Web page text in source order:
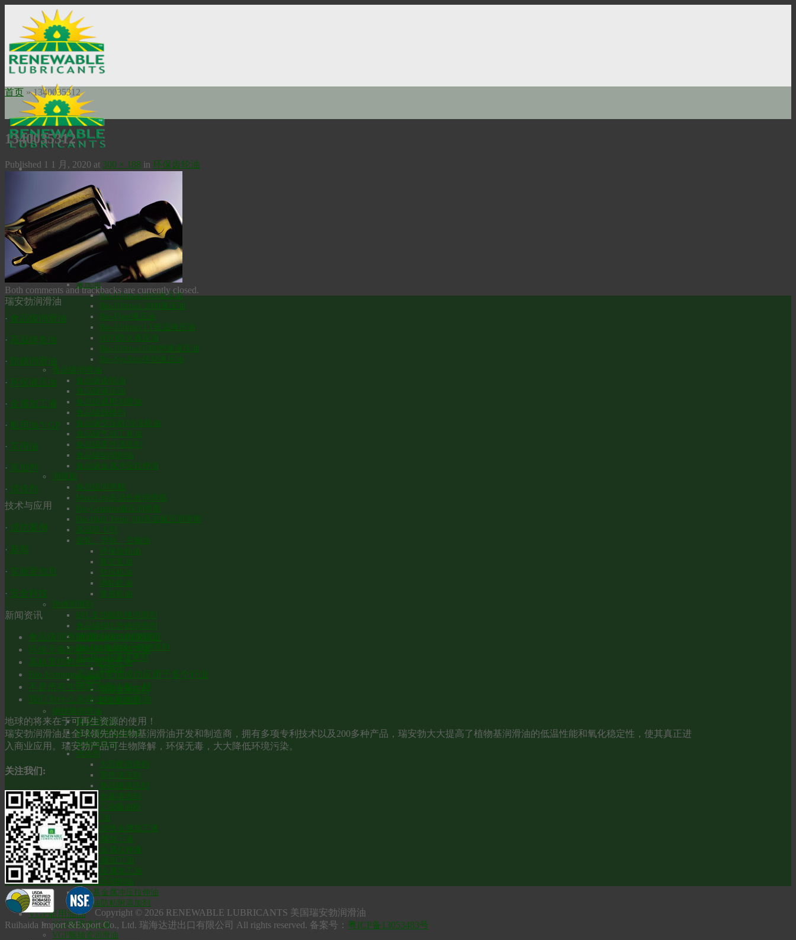
content
关于我们
使命申明
公司历史
瑞安勃安全科技
工业油品
高温润滑油
Bio-Extreme高温润滑油
Bio-SynXtra高温链条润滑油
液压油
Bio-Ultimax1000液压油
Bio-Ultimax 2000液压油
Bio-Fleet液压油
Bio-Ultimax LT低温液压油
HVO防火液压油
Bio-Ultimax1500绝缘液压油
Bio-SynXtra传动液压油
食品级润滑油
食品级齿轮油
食品级液压油
食品级通用润滑油
食品级脱模剂
食品级空压机/冷冻机油
食品级气动工具油
食品级零件清洗剂
食品级铝切削油
食品级金属冲压拉伸油
润滑脂
食品级润滑脂
MaxxLife高温长效润滑脂
Bio-Graphite极压润滑脂
Bio-High Temp 180高温极压润滑脂
高温防卡剂
齿轮、导轨、主轴油
环保齿轮油
真空泵油
空压机油
涡轮机油
凿岩机油
防锈润滑剂
BPL多功能防锈润滑剂
食品级BPL防锈润滑剂
BPL食品级白色润滑剂
Bio-Dry食品级干膜润滑剂
Bio-Blast快速渗透剂
枪械油
防锈剂
混凝土脱模剂
粉尘抑制剂
钢丝绳润滑油
钢缆润滑脂
链条和钢缆润滑油
链锯链条油
清洗剂
大豆橙清洗剂
零件清洗剂
食品级清洗剂
水基清洗剂
工业吸油粉
环保金属加工油
通用水溶性金属加工液
重载金属加工液
水溶性金属拉伸液
通用金属加工油
高强度金属加工油
雾化极压切削油
生物基金属冲压拉伸油
切削油防粘附添加剂
VGP船用油品
VGP船用液压油
VGP艉轴管润滑油
首页 »1340035312
1340035312
Published 1 1 月, 2020 at 300 × 188 in 环保齿轮油
Both comments and trackbacks are currently closed.
瑞安勃润滑油
· 食品级润滑油
· 高温链条油
· 防锈润滑油
· 环保液压油
· 金属加工液
· 船用油/VGP
· 车用油
· 添加剂
· 清洗剂
技术与应用
· 成功案例
· 新闻
· 实验室信息
· 安全科技
新闻资讯
食品级润滑油通过KOSHER认证
环保无毒的钢丝绳润滑油方案
高粘度指数的节能润滑油
Bio-Extreme高温链条油成功应用于多个行业
不是所有生物基润滑油都一样
我们为什么选择生物基润滑油
地球的将来在于可再生资源的使用！
瑞安勃润滑油是全球领先的生物基润滑油开发和制造商，拥有多项专利技术以及200多种产品，瑞安勃大大提高了植物基润滑油的低温性能和氧化稳定性，使其真正进
入商业应用。瑞安勃产品可生物降解，环保无毒，大大降低环境污染。
关注我们:
Copyright © 2026 RENEWABLE LUBRICANTS 美国瑞安勃润滑油
Ruihaida Import &Export Co., Ltd. 瑞海达进出口有限公司 All rights reserved. 备案号： 粤ICP备13053483号